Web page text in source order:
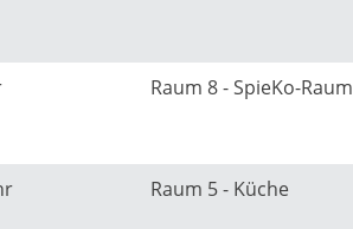
Raum 8 - SpieKo-Raum
Raum 5 - Küche